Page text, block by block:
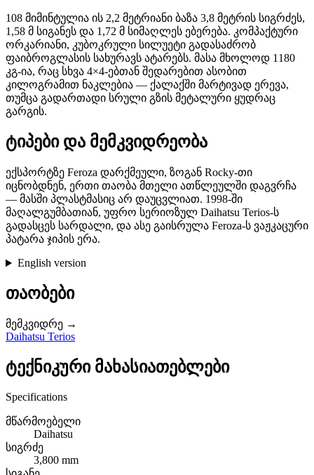
108 მიმინტულია ის 2,2 მეტრიანი ბაზა 3,8 მეტრის სიგრძეს,
1,58 მ სიგანეს და 1,72 მ სიმაღლეს ებერება. კომპაქტური
ორკარიანი, კუბოკრული სილუეტი გადასაძრობ
ფაიბროგლასის სახურავს ატარებს. მასა მხოლოდ 1180
კგ-ია, რაც სხვა 4×4-ებთან შედარებით ასობით
კილოგრამით ნაკლებია — ქალაქში მარტივად ერევა,
თუმცა გადართადი სრული გზის მეტალური ყუდრაც
გარგის.
ტიპები და მემკვიდრეობა
ექსპორტზე Feroza დარქმეული, ზოგან Rocky-თი
იცნობდნენ, ერთი თაობა მთელი ათწლეულში დაგვრჩა
— მასში პლასტმასიც არ დაუცვლიათ. 1998-ში
მაღალგუმბათიან, უფრო სერიოზულ Daihatsu Terios-ს
გადასცეს სარდალი, და ასე გაისრულა Feroza-ს ვაჟკაცური
პატარა ჯიპის ერა.
English version
თაობები
მემკვიდრე →
Daihatsu Terios
ტექნიკური მახასიათებლები
Specifications
მწარმოებელი
Daihatsu
სიგრძე
3,800 mm